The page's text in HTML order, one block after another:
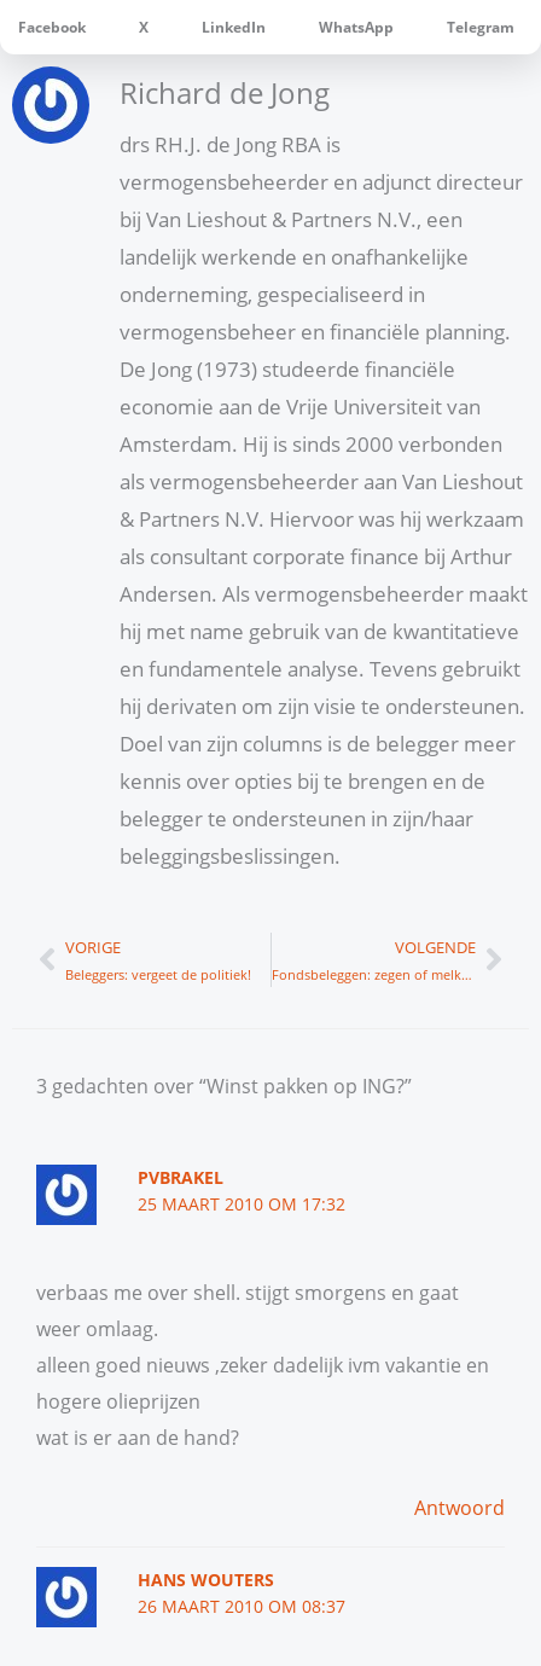
Facebook X LinkedIn WhatsApp Telegram
Richard de Jong
drs RH.J. de Jong RBA is
vermogensbeheerder en adjunct directeur
bij Van Lieshout & Partners N.V., een
landelijk werkende en onafhankelijke
onderneming, gespecialiseerd in
vermogensbeheer en financiële planning.
De Jong (1973) studeerde financiële
economie aan de Vrije Universiteit van
Amsterdam. Hij is sinds 2000 verbonden
als vermogensbeheerder aan Van Lieshout
& Partners N.V. Hiervoor was hij werkzaam
als consultant corporate finance bij Arthur
Andersen. Als vermogensbeheerder maakt
hij met name gebruik van de kwantitatieve
en fundamentele analyse. Tevens gebruikt
hij derivaten om zijn visie te ondersteunen.
Doel van zijn columns is de belegger meer
kennis over opties bij te brengen en de
belegger te ondersteunen in zijn/haar
beleggingsbeslissingen.
Vorige
VORIGE
Beleggers: vergeet de politiek!
VOLGENDE
Fondsbeleggen: zegen of melkkoe?
3 gedachten over “Winst pakken op ING?”
PVBRAKEL
25 MAART 2010 OM 17:32
verbaas me over shell. stijgt smorgens en gaat
weer omlaag.
alleen goed nieuws ,zeker dadelijk ivm vakantie en
hogere olieprijzen
wat is er aan de hand?
Antwoord
HANS WOUTERS
26 MAART 2010 OM 08:37